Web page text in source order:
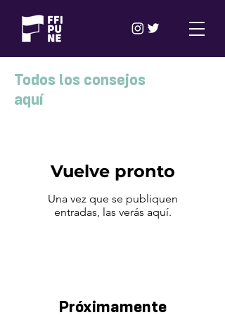
Todos los consejos
aquí
Vuelve pronto
Una vez que se publiquen
entradas, las verás aquí.
Próximamente